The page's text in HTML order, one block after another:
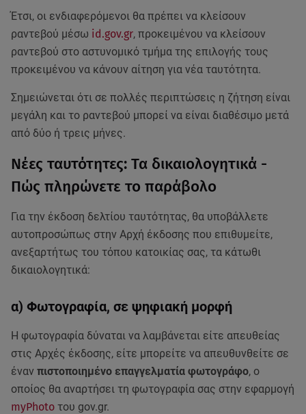
Έτσι, οι ενδιαφερόμενοι θα πρέπει να κλείσουν
ραντεβού μέσω id.gov.gr, προκειμένου να κλείσουν
ραντεβού στο αστυνομικό τμήμα της επιλογής τους
προκειμένου να κάνουν αίτηση για νέα ταυτότητα.
Σημειώνεται ότι σε πολλές περιπτώσεις η ζήτηση είναι
μεγάλη και το ραντεβού μπορεί να είναι διαθέσιμο μετά
από δύο ή τρεις μήνες.
Νέες ταυτότητες: Τα δικαιολογητικά -
Πώς πληρώνετε το παράβολο
Για την έκδοση δελτίου ταυτότητας, θα υποβάλλετε
αυτοπροσώπως στην Αρχή έκδοσης που επιθυμείτε,
ανεξαρτήτως του τόπου κατοικίας σας, τα κάτωθι
δικαιολογητικά:
α) Φωτογραφία, σε ψηφιακή μορφή
Η φωτογραφία δύναται να λαμβάνεται είτε απευθείας
στις Αρχές έκδοσης, είτε μπορείτε να απευθυνθείτε σε
έναν πιστοποιημένο επαγγελματία φωτογράφο, ο
οποίος θα αναρτήσει τη φωτογραφία σας στην εφαρμογή
myPhoto του gov.gr.